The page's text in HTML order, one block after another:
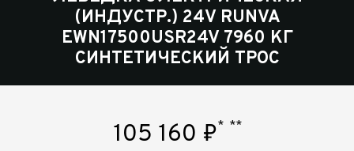
(ИНДУСТР.) 24V RUNVA
EWN17500USR24V 7960 КГ
СИНТЕТИЧЕСКИЙ ТРОС
105 160 ₽* **